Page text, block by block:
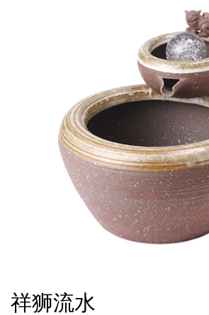
祥狮流水